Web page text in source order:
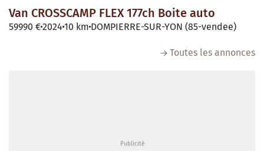
Van CROSSCAMP FLEX 177ch Boite auto
59990 €2024 10 km DOMPIERRE-SUR-YON (85-vendee)
Toutes les annonces